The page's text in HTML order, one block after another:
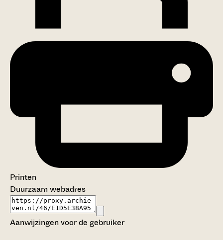
Printen
Duurzaam webadres
Aanwijzingen voor de gebruiker